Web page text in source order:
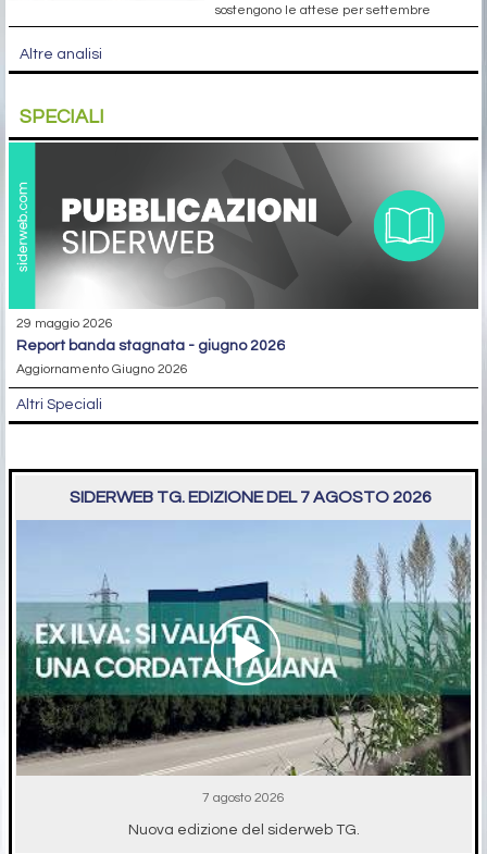
sostengono le attese per settembre
Altre analisi
SPECIALI
29 maggio 2026
report banda stagnata - giugno 2026
Aggiornamento Giugno 2026
Altri Speciali
SIDERWEB TG. EDIZIONE DEL 7 AGOSTO 2026
7 agosto 2026
Nuova edizione del siderweb TG.